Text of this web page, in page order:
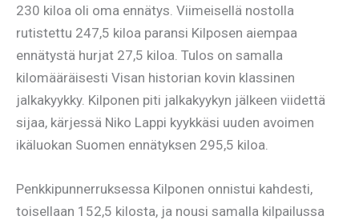
230 kiloa oli oma ennätys. Viimeisellä nostolla
rutistettu 247,5 kiloa paransi Kilposen aiempaa
ennätystä hurjat 27,5 kiloa. Tulos on samalla
kilomääräisesti Visan historian kovin klassinen
jalkakyykky. Kilponen piti jalkakyykyn jälkeen viidettä
sijaa, kärjessä Niko Lappi kyykkäsi uuden avoimen
ikäluokan Suomen ennätyksen 295,5 kiloa.
Penkkipunnerruksessa Kilponen onnistui kahdesti,
toisellaan 152,5 kilosta, ja nousi samalla kilpailussa